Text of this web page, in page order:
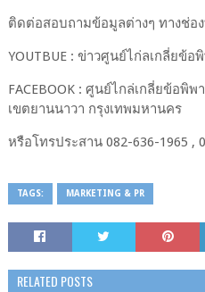
ติดต่อสอบถามข้อมูลต่างๆ ทางช่อ
YOUTBUE : ข่าวศูนย์ไก่ลเกลี่ยข้
FACEBOOK : ศูนย์ไกล่เกลี่ยข้อ
เขตยานนาวา กรุงเทพมหานคร
หรือโทรประสาน 082-636-1965 ,
TAGS: MARKETING & PR
RELATED POSTS